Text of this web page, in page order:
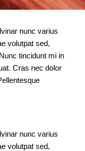
nunc varius
volutpat sed,
tincidunt mi in
Cras nec dolor
nunc varius
volutpat sed,